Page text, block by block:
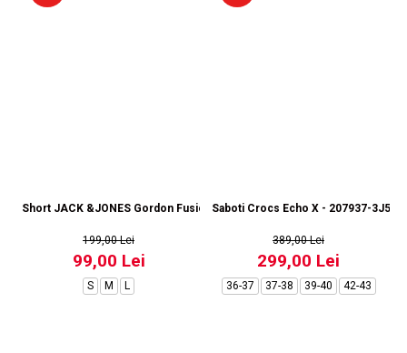
Short JACK &JONES Gordon Fusion SN RP - 12273304-Black RP
199,00 Lei
99,00 Lei
S M L
Saboti Crocs Echo X - 207937-3J5
389,00 Lei
299,00 Lei
36-37 37-38 39-40 42-43